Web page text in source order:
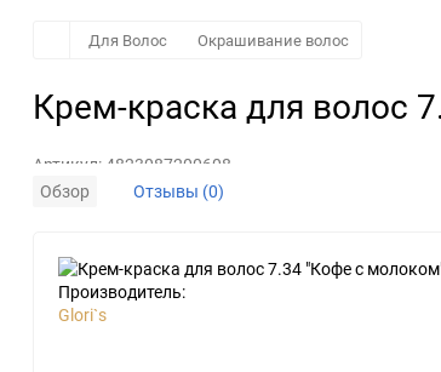
Для Волос Окрашивание волос
Крем-краска для волос
Артикул: 4823087200608
Обзор
Отзывы (0)
Производитель:
Glori`s